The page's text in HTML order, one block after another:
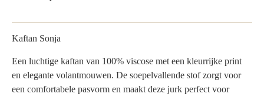
Kaftan Sonja
Een luchtige kaftan van 100% viscose met een kleurrijke print
en elegante volantmouwen. De soepelvallende stof zorgt voor
een comfortabele pasvorm en maakt deze jurk perfect voor